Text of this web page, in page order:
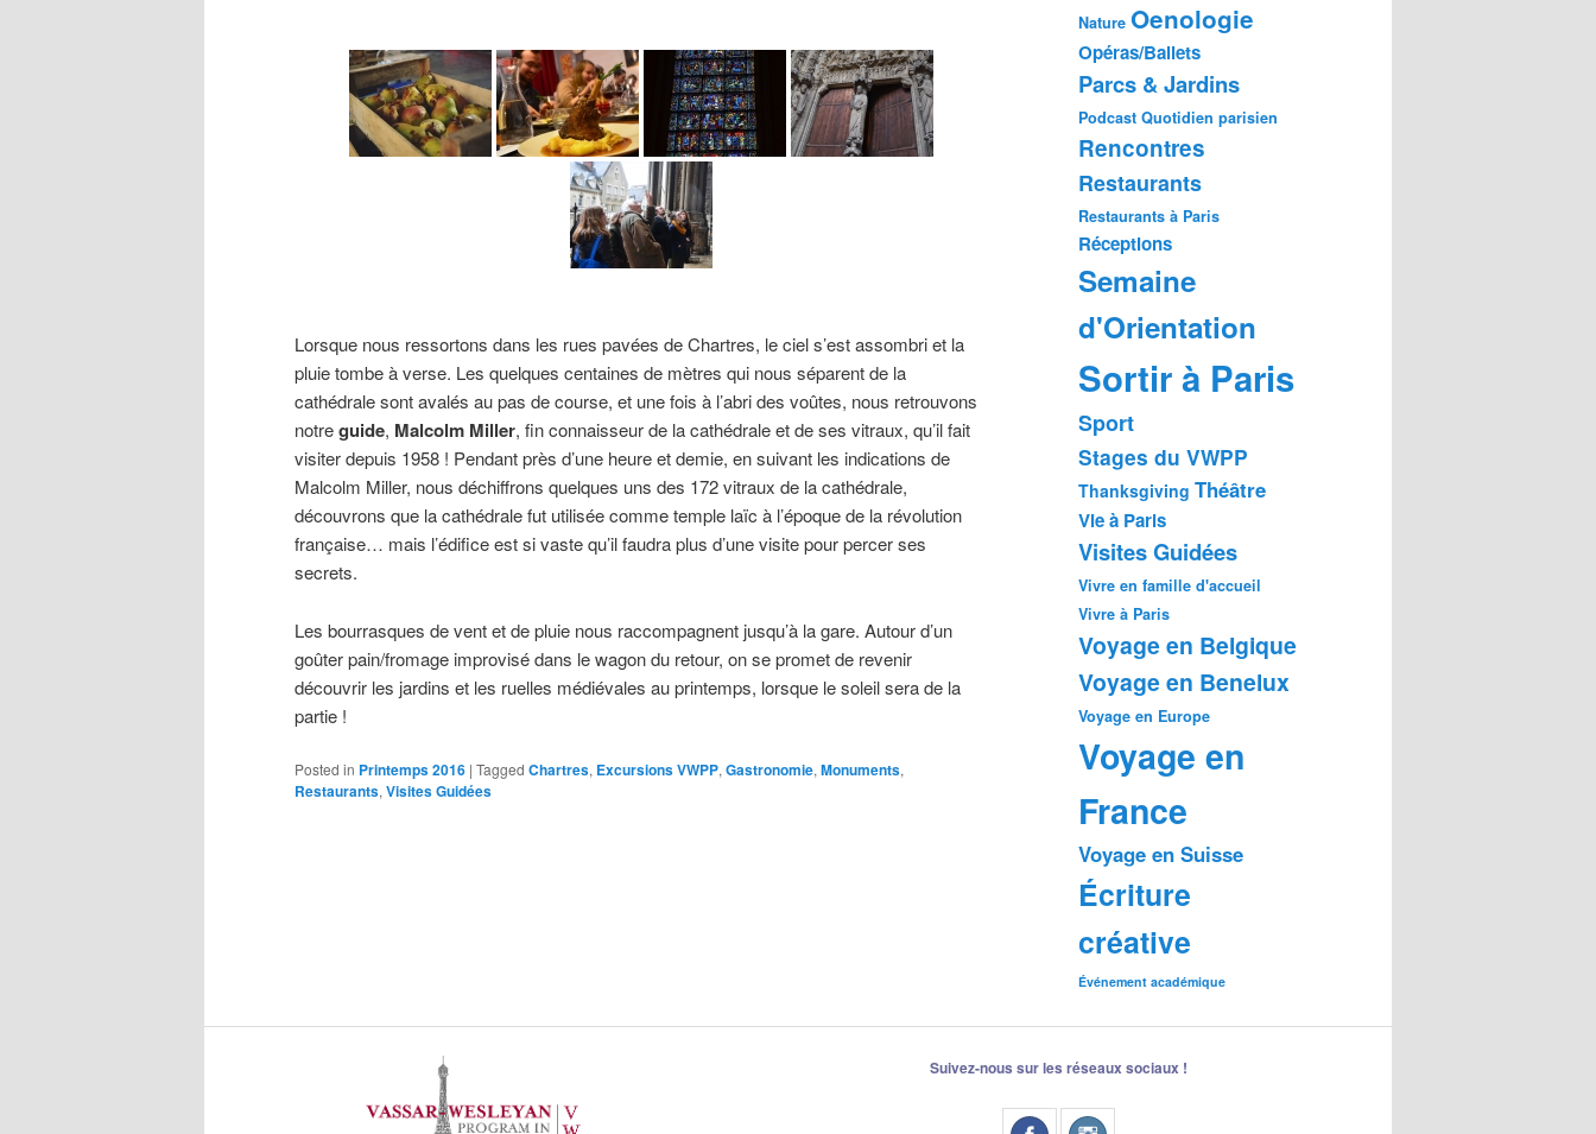
Lorsque nous ressortons dans les rues pavées de Chartres, le ciel s’est assombri et la
pluie tombe à verse. Les quelques centaines de mètres qui nous séparent de la
cathédrale sont avalés au pas de course, et une fois à l’abri des voûtes, nous retrouvons
notreguide, Malcolm Miller, fin connaisseur de la cathédrale et de ses vitraux, qu’il fait
visiter depuis 1958 ! Pendant près d’une heure et demie, en suivant les indications de
Malcolm Miller, nous déchiffrons quelques uns des 172 vitraux de la cathédrale,
découvrons que la cathédrale fut utilisée comme temple laïc à l’époque de la révolution
française… mais l’édifice est si vaste qu’il faudra plus d’une visite pour percer ses
secrets.
Les bourrasques de vent et de pluie nous raccompagnent jusqu’à la gare. Autour d’un
goûter pain/fromage improvisé dans le wagon du retour, on se promet de revenir
découvrir les jardins et les ruelles médiévales au printemps, lorsque le soleil sera de la
partie !
Posted in Printemps 2016 | Tagged Chartres, Excursions VWPP, Gastronomie, Monuments,
Restaurants, Visites Guidées
Nature Oenologie
Opéras/Ballets
Parcs & Jardins
Podcast Quotidien parisien
Rencontres
Restaurants
Restaurants à Paris
Réceptions
Semaine
d'Orientation
Sortir à Paris
Sport
Stages du VWPP
Thanksgiving Théâtre
Vie à Paris
Visites Guidées
Vivre en famille d'accueil
Vivre à Paris
Voyage en Belgique
Voyage en Benelux
Voyage en Europe
Voyage en
France
Voyage en Suisse
Écriture
créative
Événement académique
Suivez-nous sur les réseaux sociaux !